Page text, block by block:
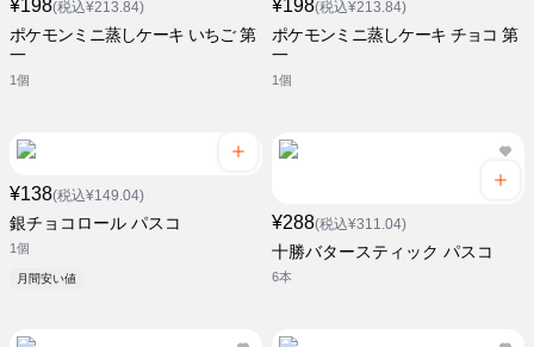
¥198(税込¥213.84)
ポケモンミニ蒸しケーキ いちご 第
一
1個
¥198(税込¥213.84)
ポケモンミニ蒸しケーキ チョコ 第
一
1個
¥138(税込¥149.04)
銀チョコロール パスコ
1個
月間安い値
¥288(税込¥311.04)
十勝バタースティック パスコ
6本